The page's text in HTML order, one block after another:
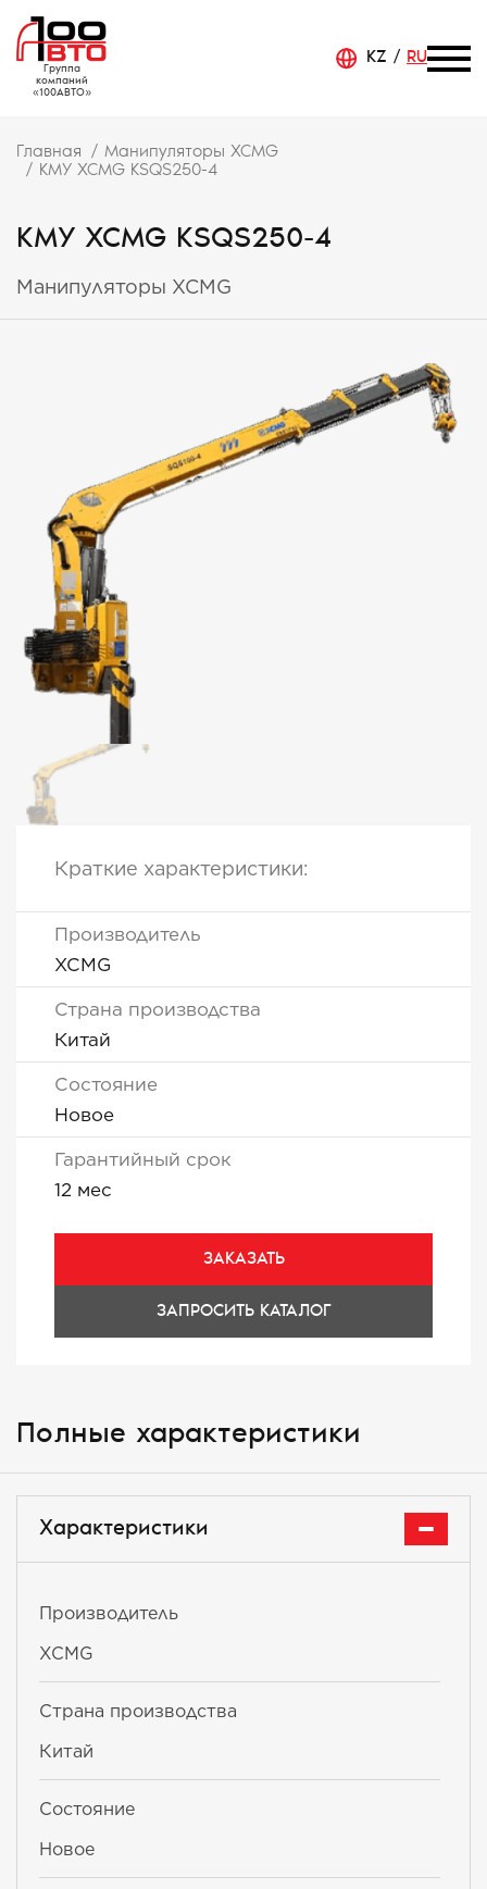
Группа
компаний
«100АВТО»
KZ RU
Главная
Манипуляторы XCMG
КМУ XCMG KSQS250-4
КМУ XCMG KSQS250-4
Манипуляторы XCMG
Краткие характеристики:
Производитель
XCMG
Страна производства
Китай
Состояние
Новое
Гарантийный срок
12 мес
ЗАКАЗАТЬ
ЗАПРОСИТЬ КАТАЛОГ
Полные характеристики
Характеристики
Производитель
XCMG
Страна производства
Китай
Состояние
Новое